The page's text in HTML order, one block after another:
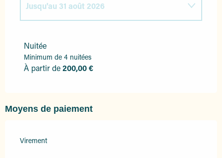
Du 1 juin 2026 au 30 juin 2026
Jusqu'au 31 août 2026
Nuitée
Minimum de 4 nuitées
À partir de200,00 €
Moyens de paiement
Virement